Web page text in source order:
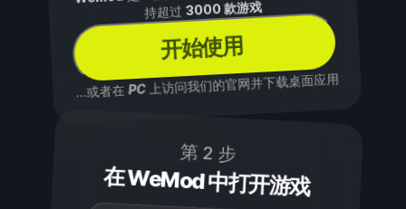
持超过3000 款游戏
开始使用
...或者在PC上访问我们的官网并下载桌面应用
第 2 步
在 WeMod 中打开游戏